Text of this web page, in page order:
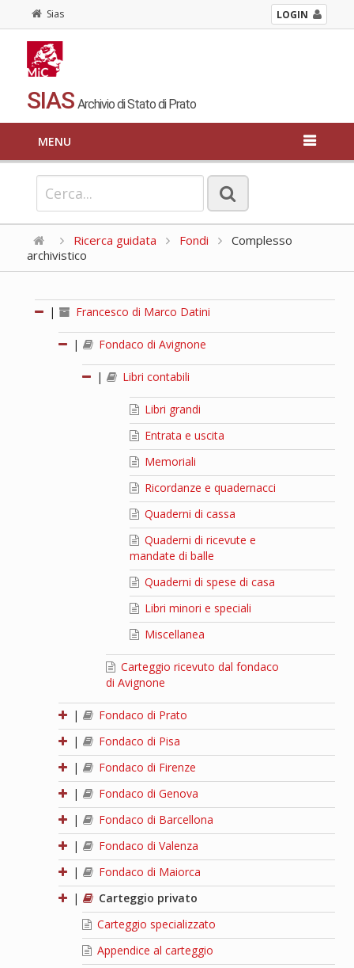
Sias LOGIN
SIAS Archivio di Stato di Prato
MENU
Ricerca guidata Fondi
Complesso
archivistico
| Francesco di Marco Datini
| Fondaco di Avignone
| Libri contabili
Libri grandi
Entrata e uscita
Memoriali
Ricordanze e quadernacci
Quaderni di cassa
Quaderni di ricevute e
mandate di balle
Quaderni di spese di casa
Libri minori e speciali
Miscellanea
Carteggio ricevuto dal fondaco
di Avignone
|
Fondaco di Prato
|
Fondaco di Pisa
|
Fondaco di Firenze
|
Fondaco di Genova
|
Fondaco di Barcellona
|
Fondaco di Valenza
|
Fondaco di Maiorca
|
Carteggio privato
Carteggio specializzato
Appendice al carteggio